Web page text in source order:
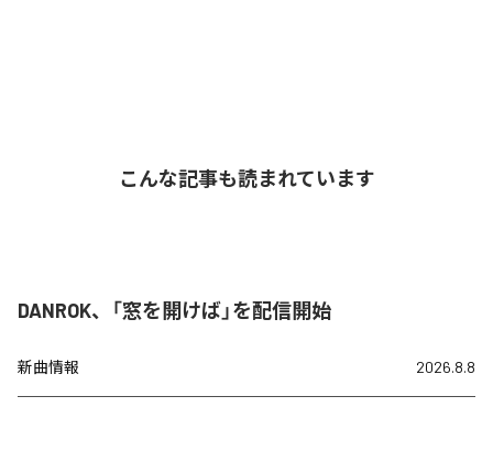
こんな記事も読まれています
DANROK、「窓を開けば」を配信開始
新曲情報 2026.8.8